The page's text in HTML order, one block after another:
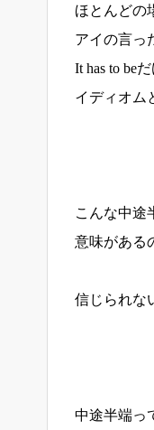
ほとんどの
アイの言っ
It has to be
イディオム
こんな中途
意味がある
信じられな
中途半端っ